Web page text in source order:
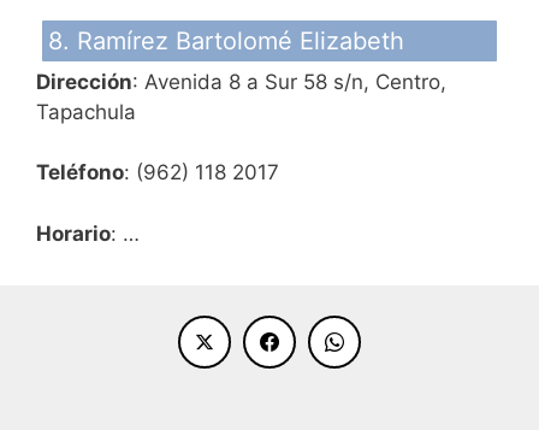
8. Ramírez Bartolomé Elizabeth
Dirección: Avenida 8 a Sur 58 s/n, Centro,
Tapachula
Teléfono: (962) 118 2017
Horario: …